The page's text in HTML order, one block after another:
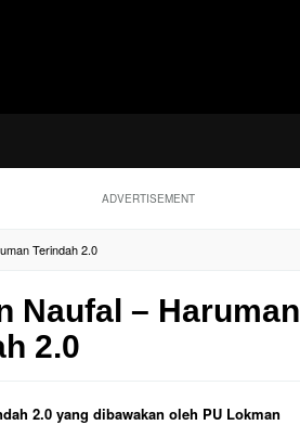
ADVERTISEMENT
Terindah 2.0
Naufal – Haruman
2.0
2.0 yang dibawakan oleh PU Lokman